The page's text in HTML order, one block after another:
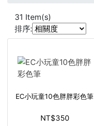
31 Item(s)
排序:
EC小玩童10色胖胖彩色筆
NT$350